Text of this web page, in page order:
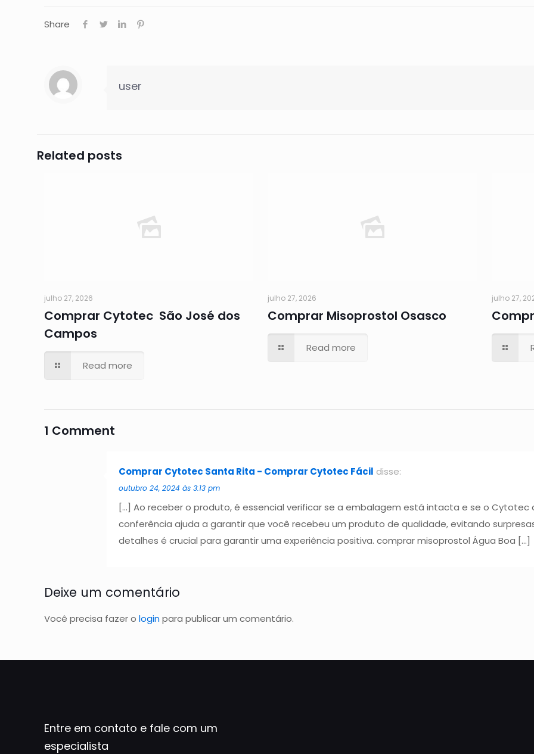
Share
user
Related posts
julho 27, 2026
Comprar Cytotec São José dos
Campos
Read more
julho 27, 2026
Comprar Misoprostol Osasco
Read more
julho 27,
1 Comment
Comprar Cytotec Santa Rita - Comprar Cytotec Fácil disse:
outubro 24, 2024 às 3:13 pm
[…] Ao receber o produto, é essencial verificar se a embalagem está intacta e se o Cytotec
conferência ajuda a garantir que você recebeu um produto de qualidade, evitando
detalhes é crucial para garantir uma experiência positiva. comprar misoprostol Água Boa […]
Deixe um comentário
Você precisa fazer o loginpara publicar um comentário.
Entre em contato e fale com um
especialista